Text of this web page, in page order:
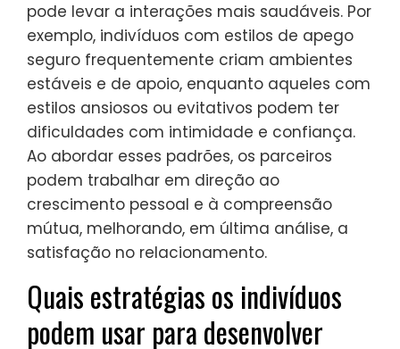
pode levar a interações mais saudáveis. Por
exemplo, indivíduos com estilos de apego
seguro frequentemente criam ambientes
estáveis e de apoio, enquanto aqueles com
estilos ansiosos ou evitativos podem ter
dificuldades com intimidade e confiança.
Ao abordar esses padrões, os parceiros
podem trabalhar em direção ao
crescimento pessoal e à compreensão
mútua, melhorando, em última análise, a
satisfação no relacionamento.
Quais estratégias os indivíduos
podem usar para desenvolver